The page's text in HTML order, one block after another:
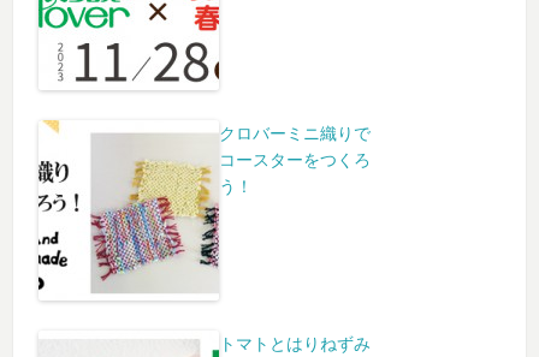
クロバーミニ織りで
コースターをつくろ
う！
トマトとはりねずみ